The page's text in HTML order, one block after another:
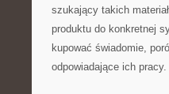
szukający takich
produktu do konkretnej
kupować świadomie,
odpowiadające ich pracy.